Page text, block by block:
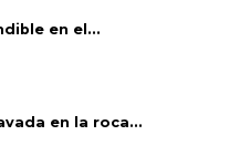
en el...
en la roca...